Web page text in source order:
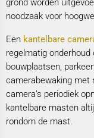
grond worden
noodzaak voor
Een kantelbare
regelmatig
bouwplaatsen,
camerabewaking met
camera’s periodiek
kantelbare masten
rondom de mast.